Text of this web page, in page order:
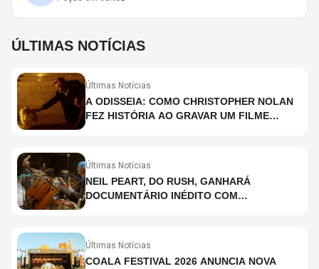
ÚLTIMAS NOTÍCIAS
Últimas Notícias
A ODISSEIA: COMO CHRISTOPHER NOLAN
FEZ HISTÓRIA AO GRAVAR UM FILME
Últimas Notícias
NEIL PEART, DO RUSH, GANHARÁ
DOCUMENTÁRIO INÉDITO COM
Últimas Notícias
COALA FESTIVAL 2026 ANUNCIA NOVA